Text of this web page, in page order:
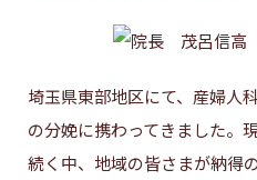
埼玉県東部地区にて、産婦人
の分娩に携わってきました。
続く中、地域の皆さまが納得